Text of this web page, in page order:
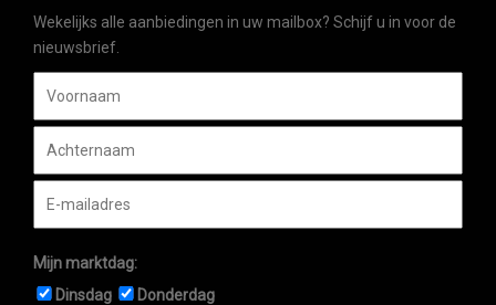
Wekelijks alle aanbiedingen in uw mailbox? Schijf u in voor de
nieuwsbrief.
Mijn marktdag:
Dinsdag
Donderdag